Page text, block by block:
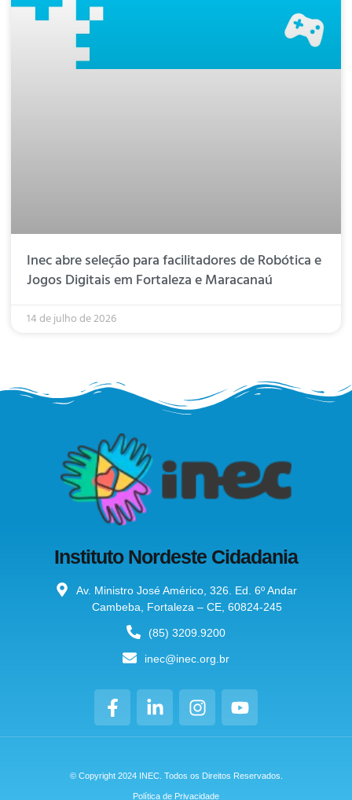
Inec abre seleção para facilitadores de Robótica e
Jogos Digitais em Fortaleza e Maracanaú
14 de julho de 2026
Instituto Nordeste Cidadania
Av. Ministro José Américo, 326. Ed. 6º Andar
Cambeba, Fortaleza – CE, 60824-245
(85) 3209.9200
inec@inec.org.br
© Copyright 2024 INEC. Todos os Direitos Reservados.
Política de Privacidade